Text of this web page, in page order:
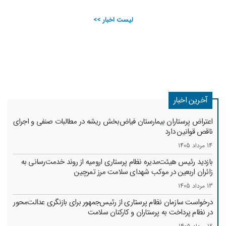
لیست اخبار >>
آخرین اخبار
اعتراض پرستاران بیمارستان فیاض‌بخش ریشه در مطالبات صنفی و اجرای
ناقص قوانین دارد
14 مرداد 1405
بازدید رئیس هیئت‌مدیره نظام پرستاری ارومیه از روند خدمت‌رسانی به
زائران اربعین در موکب شهدای سلامت مرز تمرچین
13 مرداد 1405
درخواست سازمان نظام پرستاری از رئیس‌جمهور برای بازنگری عدالت‌محور
در نظام پرداخت به پرستاران و کارکنان سلامت